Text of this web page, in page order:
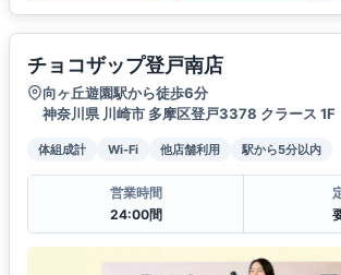
チョコザップ登戸南店
向ヶ丘遊園駅から徒歩6分
神奈川県 川崎市 多摩区登戸3378 クラース 1F
体組成計 Wi-Fi 他店舗利用 駅から5分以内
営業時間
24:00間